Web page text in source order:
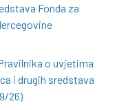
Fonda za
o uvjetima
i drugih sredstava
26)